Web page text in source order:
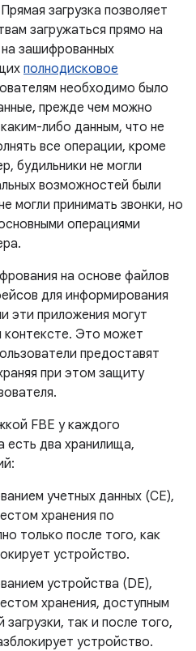
загрузка позволяет
загружаться прямо на
зашифрованных
полнодисковое
необходимо было
прежде чем можно
либо данным, что не
все операции, кроме
будильники не могли
возможностей были
могли принимать звонки, но
операциями
на основе файлов
для информирования
эти приложения могут
контексте. Это может
предоставят
при этом защиту
FBE у каждого
есть два хранилища,
учетных данных (CE),
хранения по
только после того, как
устройство.
устройства (DE),
хранения, доступным
так и после того,
устройство.